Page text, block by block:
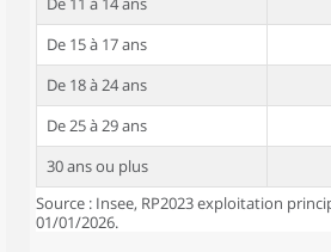
De 15 à 17 ans
De 18 à 24 ans
De 25 à 29 ans
30 ans ou plus
Source : Insee, RP2023 exploitation
01/01/2026.